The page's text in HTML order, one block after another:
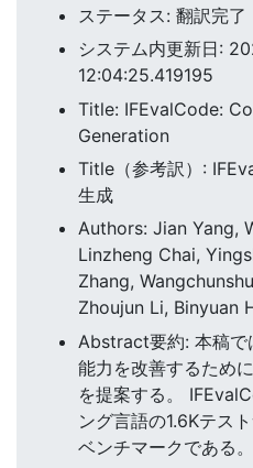
ステータス: 翻訳完了
システム内更新日:
12:04:25.419195
Title: IFEvalCode:
Generation
Title（参考訳）:
生成
Authors: Jian Yang,
Linzheng Chai,
Zhang,
Zhoujun Li, Binyuan
Abstract要約: 本稿
能力を改善するため
を提案する。
ング言語の1.6Kテス
ベンチマークである。